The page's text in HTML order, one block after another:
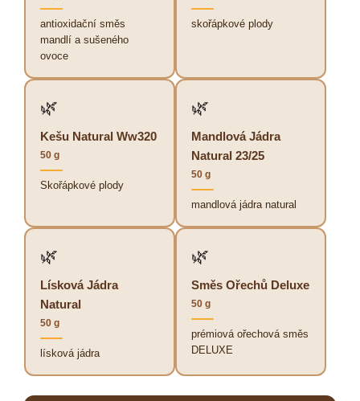
antioxidační směs
mandlí a sušeného
ovoce
skořápkové plody
🌿
Kešu Natural Ww320
50 g
Skořápkové plody
🌿
Mandlová Jádra
Natural 23/25
50 g
mandlová jádra natural
🌿
Lísková Jádra
Natural
50 g
lísková jádra
🌿
Směs Ořechů Deluxe
50 g
prémiová ořechová směs
DELUXE